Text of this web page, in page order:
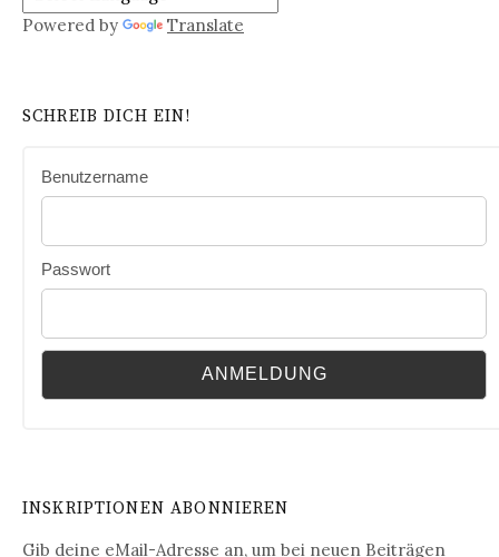
Powered by Translate
SCHREIB DICH EIN!
Benutzername
Passwort
INSKRIPTIONEN ABONNIEREN
Gib deine eMail-Adresse an, um bei neuen Beiträgen